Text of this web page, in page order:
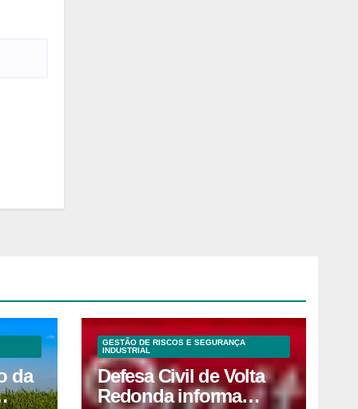
da
GESTÃO DE RISCOS E SEGURANÇA
INDUSTRIAL
Defesa Civil de Volta
Redonda informa